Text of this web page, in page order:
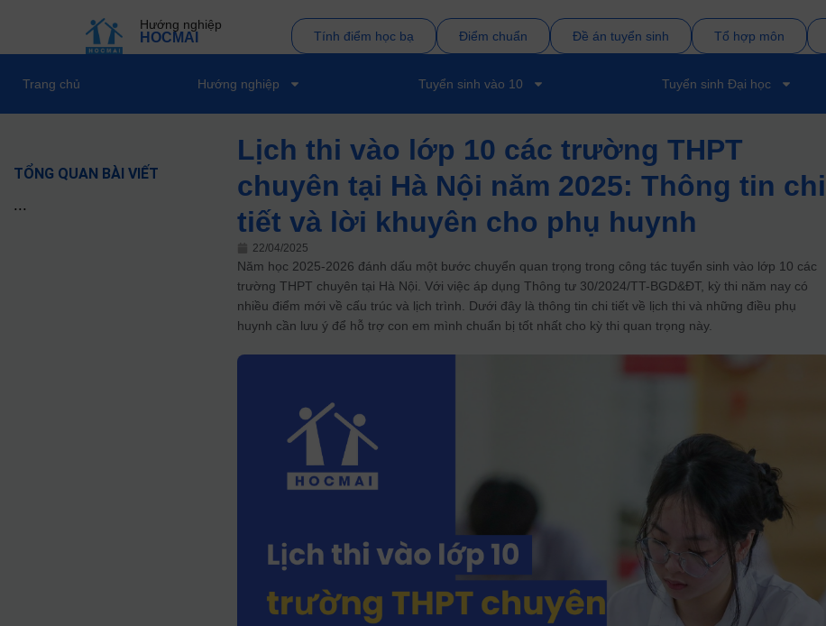
Hướng nghiệp
HOCMAI Tính điểm học bạ Điểm chuẩn Đề án tuyển sinh Tổ hợp môn
Trang chủ Hướng nghiệp Tuyển sinh vào 10 Tuyển sinh Đại học
TỔNG QUAN BÀI VIẾT
...
Lịch thi vào lớp 10 các trường THPT
chuyên tại Hà Nội năm 2025: Thông tin chi
tiết và lời khuyên cho phụ huynh
22/04/2025
Năm học 2025-2026 đánh dấu một bước chuyển quan trọng trong công tác tuyển sinh vào lớp 10 các
trường THPT chuyên tại Hà Nội. Với việc áp dụng Thông tư 30/2024/TT-BGD&ĐT, kỳ thi năm nay có
nhiều điểm mới về cấu trúc và lịch trình. Dưới đây là thông tin chi tiết về lịch thi và những điều phụ
huynh cần lưu ý để hỗ trợ con em mình chuẩn bị tốt nhất cho kỳ thi quan trọng này.